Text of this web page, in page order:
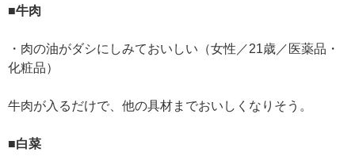
■牛肉
・肉の油がダシにしみておいしい（女性／21歳／医薬品・
化粧品）
牛肉が入るだけで、他の具材までおいしくなりそう。
■白菜